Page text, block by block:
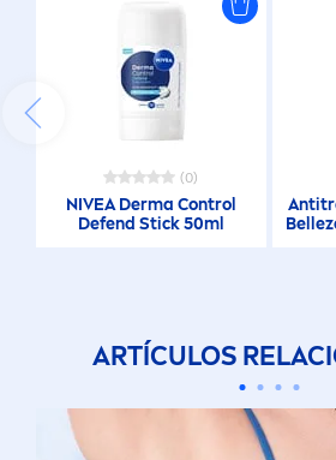
(0)
NIVEADerma Control
Defend Stick 50ml
ARTÍCULOS